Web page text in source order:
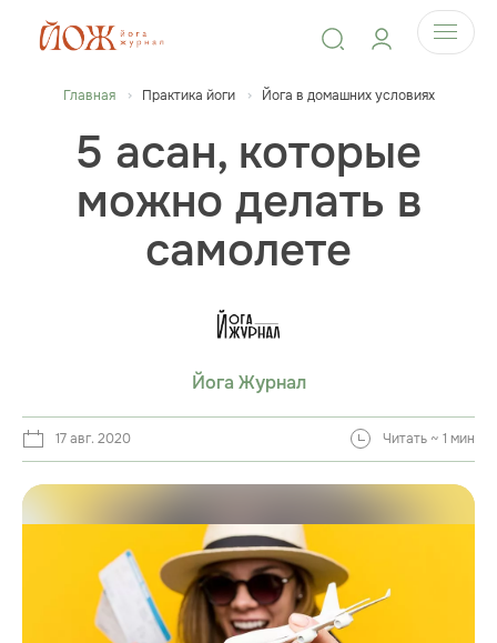
Главная Практика йоги Йога в домашних условиях
5 асан, которые
можно делать в
самолете
Йога Журнал
17 авг. 2020 Читать ~ 1 мин